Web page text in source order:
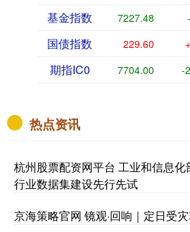
基金指数 7227.48
国债指数 229.60
期指IC0 7704.00 -
热点资讯
杭州股票配资网平台 工业和信息
行业数据集建设先行先试
京海策略官网 镜观·回响｜定日受